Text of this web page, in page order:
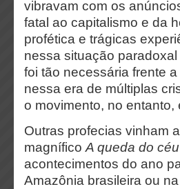
vibravam com os
fatal ao capitalismo e da
profética e trágicas
nessa situação
foi tão necessária frente
nessa era de múltiplas
o movimento, no entanto,
Outras profecias vinham
magnífico A queda do céu
acontecimentos do ano
Amazônia brasileira ou